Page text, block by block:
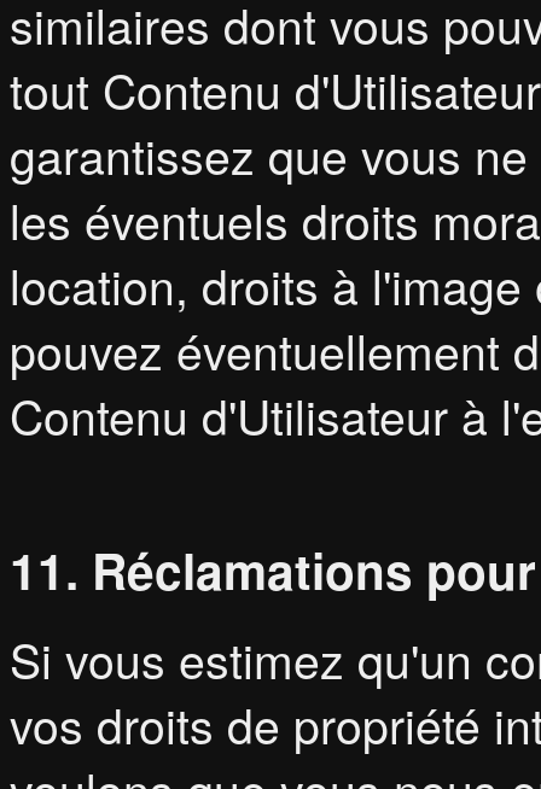
similaires dont vous
tout Contenu
garantissez que vous
les éventuels droits
location, droits à
pouvez éventuellement
Contenu d'Utilisateur à
11. Réclamations
Si vous estimez qu'un
vos droits de propriété